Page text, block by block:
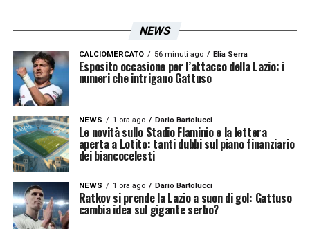
NEWS
CALCIOMERCATO 56 minuti ago Elia Serra
Esposito occasione per l’attacco della Lazio: i
numeri che intrigano Gattuso
NEWS 1 ora ago Dario Bartolucci
Le novità sullo Stadio Flaminio e la lettera
aperta a Lotito: tanti dubbi sul piano finanziario
dei biancocelesti
NEWS 1 ora ago Dario Bartolucci
Ratkov si prende la Lazio a suon di gol: Gattuso
cambia idea sul gigante serbo?